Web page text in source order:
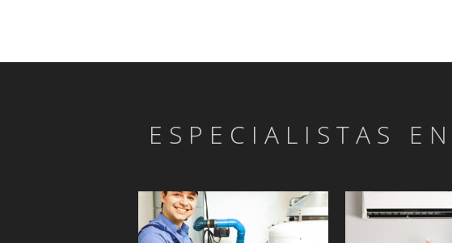
ESPECIALISTAS